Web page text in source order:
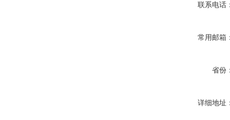
联系电话
常用邮箱
省份
详细地址